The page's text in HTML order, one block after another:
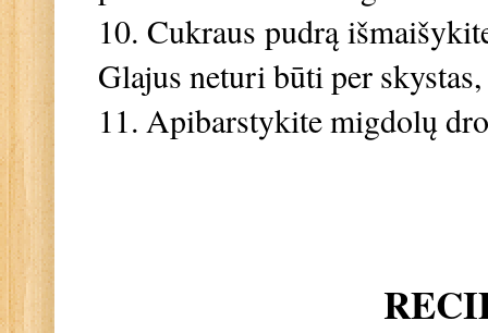
10. Cukraus pudrą
Glajus neturi būti per
11. Apibarstykite migdolų
RE